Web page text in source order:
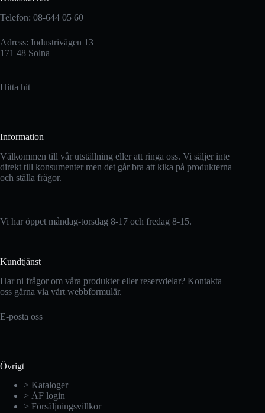
Telefon: 08-644 05 60
Adress: Industrivägen 13
171 48 Solna
Hitta hit
Information
Välkommen till vår utställning eller att ringa oss. Vi säljer inte
direkt till konsumenter men det går bra att kika på produkterna
och ställa frågor.
Vi har öppet måndag-torsdag 8-17 och fredag 8-15.
Kundtjänst
Har ni frågor om våra produkter eller reservdelar? Kontakta
oss gärna via vårt webbformulär.
E-posta oss
Övrigt
> Kataloger
> ÅF login
> Försäljningsvillkor